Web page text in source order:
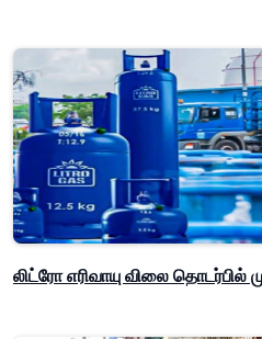
லிட்ரோ எரிவாயு விலை தொடர்பில்